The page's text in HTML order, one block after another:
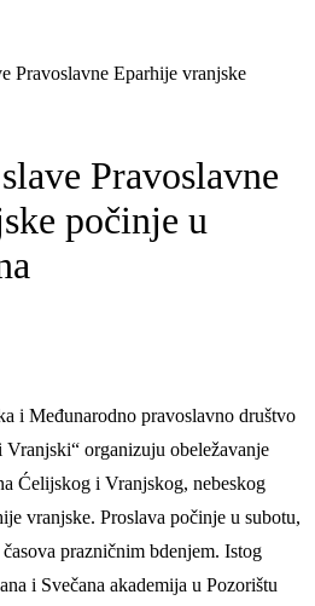
Pravoslavne Eparhije vranjske
Pravoslavne
počinje u
i Međunarodno pravoslavno društvo
organizuju obeležavanje
Ćelijskog i Vranjskog, nebeskog
vranjske. Proslava počinje u subotu,
prazničnim bdenjem. Istog
i Svečana akademija u Pozorištu